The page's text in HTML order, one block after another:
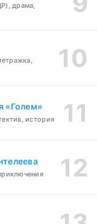
драма,
«Голем»
история